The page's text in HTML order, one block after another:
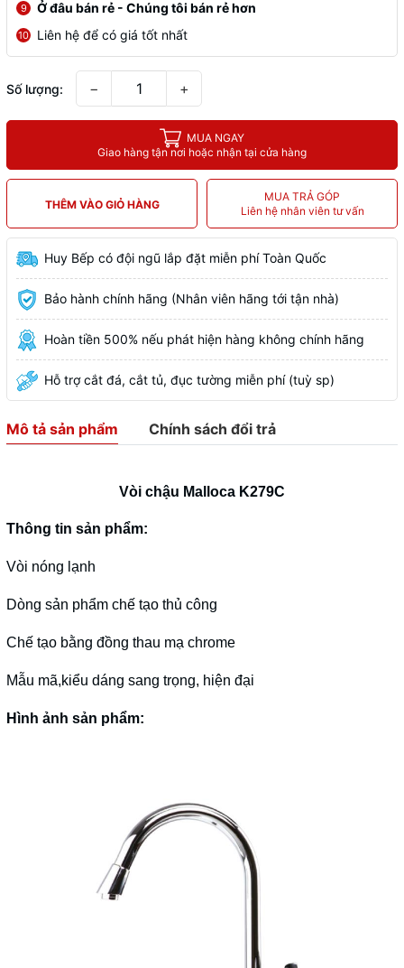
9 Ở đâu bán rẻ - Chúng tôi bán rẻ hơn
10 Liên hệ để có giá tốt nhất
Số lượng: − +
MUA NGAY
Giao hàng tận nơi hoặc nhận tại cửa hàng
THÊM VÀO GIỎ HÀNG
MUA TRẢ GÓP
Liên hệ nhân viên tư vấn
Huy Bếp có đội ngũ lắp đặt miễn phí Toàn Quốc
Bảo hành chính hãng (Nhân viên hãng tới tận nhà)
Hoàn tiền 500% nếu phát hiện hàng không chính hãng
Hỗ trợ cắt đá, cắt tủ, đục tường miễn phí (tuỳ sp)
Mô tả sản phẩm Chính sách đổi trả
Vòi chậu Malloca K279C
Thông tin sản phẩm:
Vòi nóng lạnh
Dòng sản phẩm chế tạo thủ công
Chế tạo bằng đồng thau mạ chrome
Mẫu mã,kiểu dáng sang trọng, hiện đại
Hình ảnh sản phẩm: